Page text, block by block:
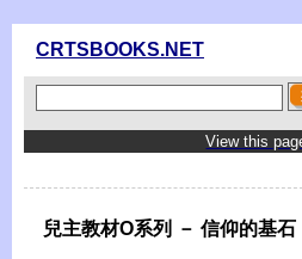
CRTSBOOKS.NET
View this
兒主教材O系列 － 信仰的基